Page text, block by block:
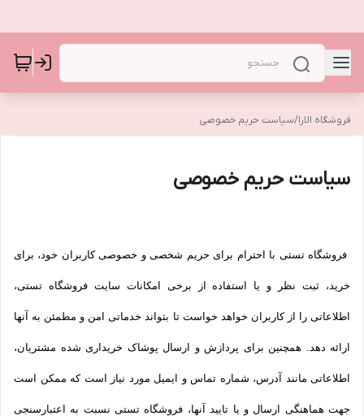
فروشگاه الارا/سیاست حریم خصوصی
سیاست حریم خصوصی
فروشگاه تستی با احترام برای حریم شخصی و خصوصی کاربران خود، برای
خرید، ثبت نظر و یا استفاده از برخی امکانات سایت فروشگاه تستی،
اطلاعاتی را از کاربران خواهد خواست تا بتواند خدماتی امن و مطمئن به آنها
ارائه دهد. همچنین برای پردازش و ارسال پوشاک خریداری شده مشتریان،
اطلاعاتی مانند آدرس، شماره تماس و ایمیل مورد نیاز است که ممکن است
جهت هماهنگی ارسال و یا تایید آنها، فروشگاه تستی نسبت به اعتبارسنجی